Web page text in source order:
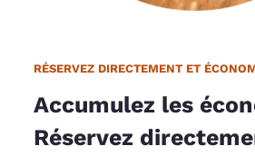
RÉSERVEZ DIRECTEMENT ET
Accumulez les
Réservez